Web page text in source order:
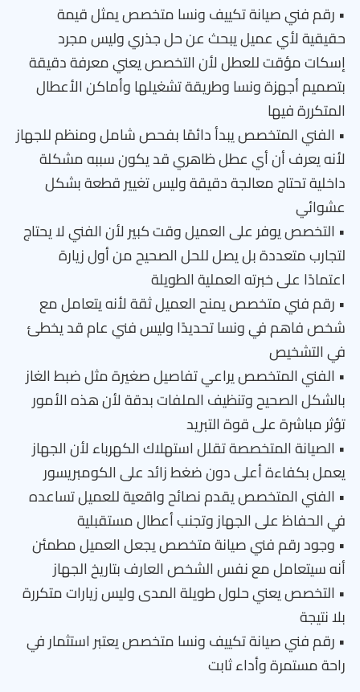
• رقم فني صيانة تكييف ونسا متخصص يمثل قيمة
حقيقية لأي عميل يبحث عن حل جذري وليس مجرد
إسكات مؤقت للعطل لأن التخصص يعني معرفة دقيقة
بتصميم أجهزة ونسا وطريقة تشغيلها وأماكن الأعطال
المتكررة فيها
• الفني المتخصص يبدأ دائمًا بفحص شامل ومنظم للجهاز
لأنه يعرف أن أي عطل ظاهري قد يكون سببه مشكلة
داخلية تحتاج معالجة دقيقة وليس تغيير قطعة بشكل
عشوائي
• التخصص يوفر على العميل وقت كبير لأن الفني لا يحتاج
لتجارب متعددة بل يصل للحل الصحيح من أول زيارة
اعتمادًا على خبرته العملية الطويلة
• رقم فني متخصص يمنح العميل ثقة لأنه يتعامل مع
شخص فاهم في ونسا تحديدًا وليس فني عام قد يخطئ
في التشخيص
• الفني المتخصص يراعي تفاصيل صغيرة مثل ضبط الغاز
بالشكل الصحيح وتنظيف الملفات بدقة لأن هذه الأمور
تؤثر مباشرة على قوة التبريد
• الصيانة المتخصصة تقلل استهلاك الكهرباء لأن الجهاز
يعمل بكفاءة أعلى دون ضغط زائد على الكومبريسور
• الفني المتخصص يقدم نصائح واقعية للعميل تساعده
في الحفاظ على الجهاز وتجنب أعطال مستقبلية
• وجود رقم فني صيانة متخصص يجعل العميل مطمئن
أنه سيتعامل مع نفس الشخص العارف بتاريخ الجهاز
• التخصص يعني حلول طويلة المدى وليس زيارات متكررة
بلا نتيجة
• رقم فني صيانة تكييف ونسا متخصص يعتبر استثمار في
راحة مستمرة وأداء ثابت